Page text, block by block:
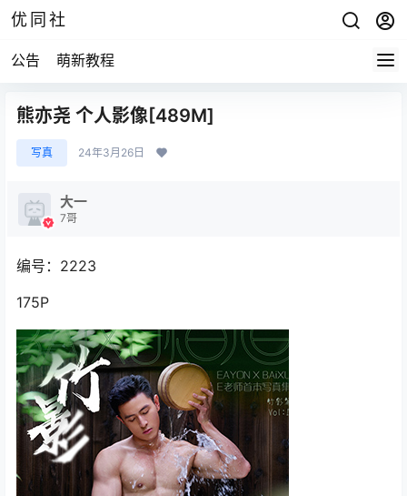
优同社
公告 萌新教程
熊亦尧 个人影像[489M]
写真 24年3月26日
大一
7哥
编号：2223
175P